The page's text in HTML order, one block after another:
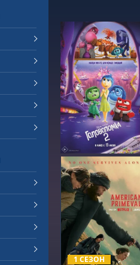
СМОТРЕТЬ ОНЛАЙН
1 СЕЗОН
СМОТРЕТЬ ОНЛАЙН